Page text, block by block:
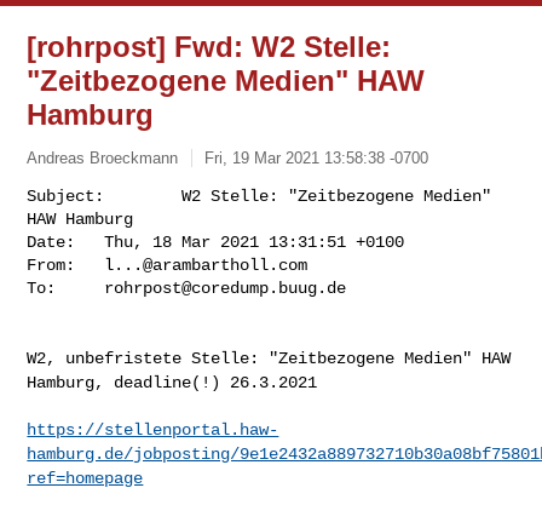
[rohrpost] Fwd: W2 Stelle:
"Zeitbezogene Medien" HAW
Hamburg
Andreas Broeckmann Fri, 19 Mar 2021 13:58:38 -0700
Subject:        W2 Stelle: "Zeitbezogene Medien"
HAW Hamburg
Date:   Thu, 18 Mar 2021 13:31:51 +0100
From: l...@arambartholl.com
To: rohrpost@coredump.buug.de
W2, unbefristete Stelle: "Zeitbezogene Medien" HAW
Hamburg, deadline(!) 26.3.2021
https://stellenportal.haw-
hamburg.de/jobposting/
ref=homepage